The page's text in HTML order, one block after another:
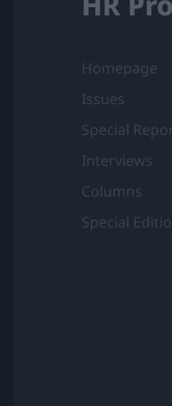
Homepage
Issues
Special
Interviews
Columns
Special